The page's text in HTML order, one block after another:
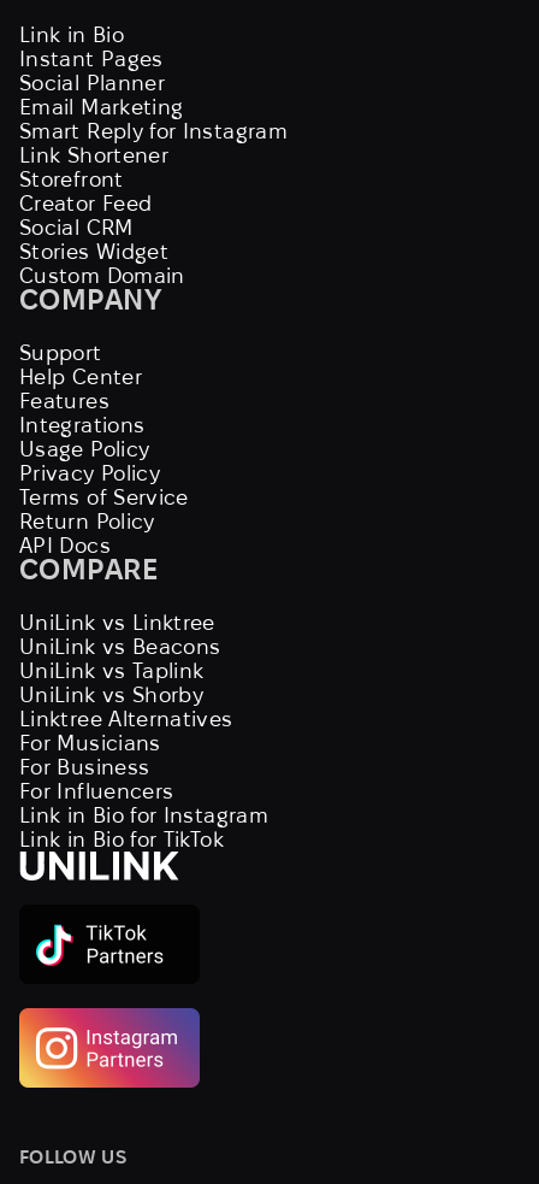
Link in Bio
Instant Pages
Social Planner
Email Marketing
Smart Reply for Instagram
Link Shortener
Storefront
Creator Feed
Social CRM
Stories Widget
Custom Domain
COMPANY
Support
Help Center
Features
Integrations
Usage Policy
Privacy Policy
Terms of Service
Return Policy
API Docs
COMPARE
UniLink vs Linktree
UniLink vs Beacons
UniLink vs Taplink
UniLink vs Shorby
Linktree Alternatives
For Musicians
For Business
For Influencers
Link in Bio for Instagram
Link in Bio for TikTok
FOLLOW US